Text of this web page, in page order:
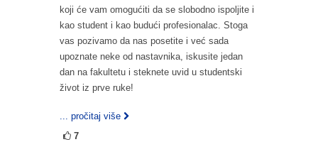
koji će vam omogućiti da se slobodno ispoljite i
kao student i kao budući profesionalac. Stoga
vas pozivamo da nas posetite i već sada
upoznate neke od nastavnika, iskusite jedan
dan na fakultetu i steknete uvid u studentski
život iz prve ruke!
... pročitaj više
7